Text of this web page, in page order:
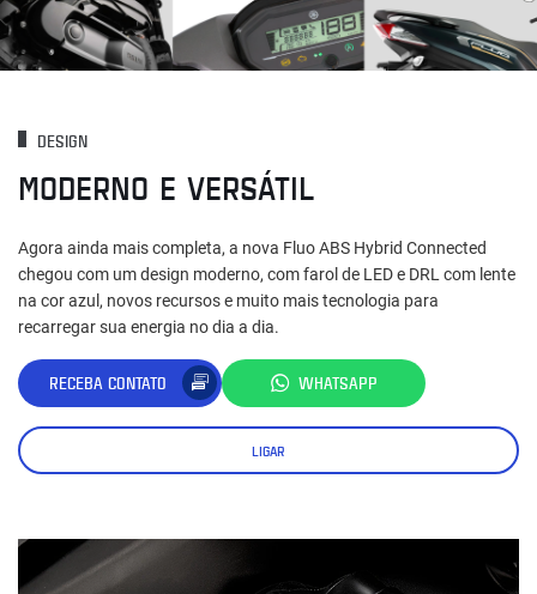
DESIGN
MODERNO E VERSÁTIL
Agora ainda mais completa, a nova Fluo ABS Hybrid Connected
chegou com um design moderno, com farol de LED e DRL com lente
na cor azul, novos recursos e muito mais tecnologia para
recarregar sua energia no dia a dia.
RECEBA CONTATO WHATSAPP
LIGAR